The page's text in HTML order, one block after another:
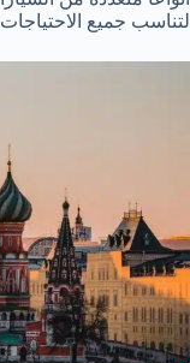
لتناسب جميع الاحتياجات